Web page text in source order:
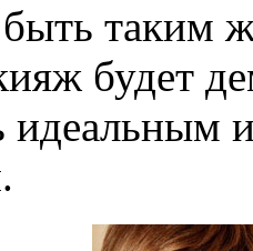
таким
будет